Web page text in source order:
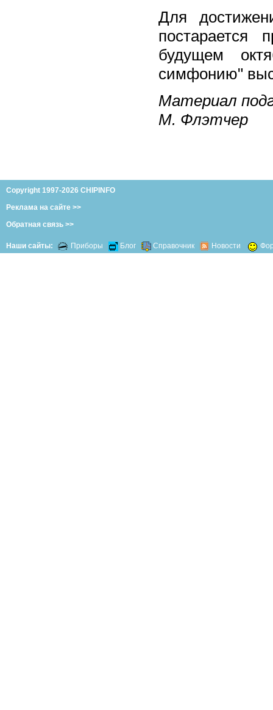
Для
постарается
будущем
симфонию"
Материал
М. Флэтчер
Copyright 1997-2026 CHIPINFO
Реклама на сайте >>
Обратная связь >>
Наши сайты: Приборы Блог Справочник Новости